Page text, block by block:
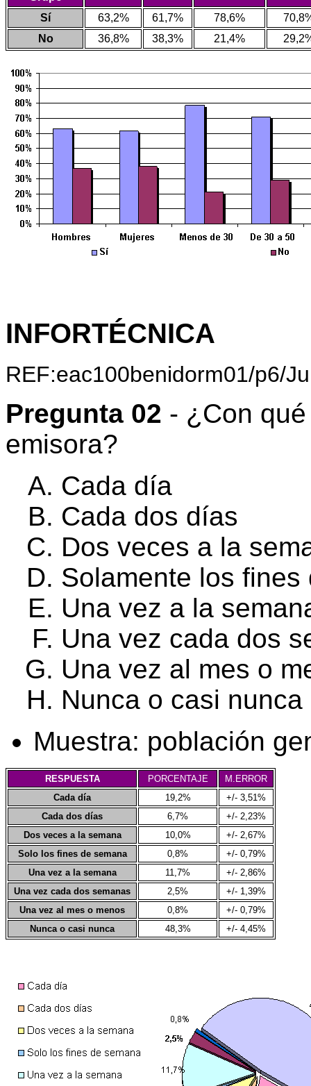
Sí
63,2% 61,7% 78,6%
No
36,8% 38,3% 21,4%
INFORTÉCNICA
REF:eac100benidorm01/p6/
Pregunta 02 - ¿Con
emisora?
Cada día
Cada dos días
Dos veces a la
Solamente los fines
Una vez a la
Una vez cada dos
Una vez al mes o
Nunca o casi nunca
Muestra: población
RESPUESTA PORCENTAJE
M.ERROR
Cada día
19,2%
+/- 3,51%
Cada dos días
6,7%
+/- 2,23%
Dos veces a la semana
10,0%
+/- 2,67%
Solo los fines de semana
0,8%
+/- 0,79%
Una vez a la semana
11,7%
+/- 2,86%
Una vez cada dos semanas
2,5%
+/- 1,39%
Una vez al mes o menos
0,8%
+/- 0,79%
Nunca o casi nunca
48,3% +/- 4,45%